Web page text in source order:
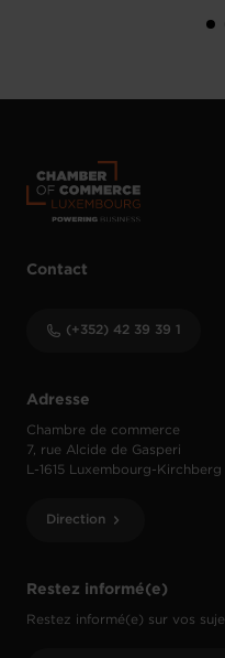
Restez informé(e)
Restez informé(e) sur vos
Adresse
Chambre de commerce
7, rue Alcide de Gasperi
L-1615 Luxembourg-Kirchberg
Direction
Contact
(+352) 42 39 39 1